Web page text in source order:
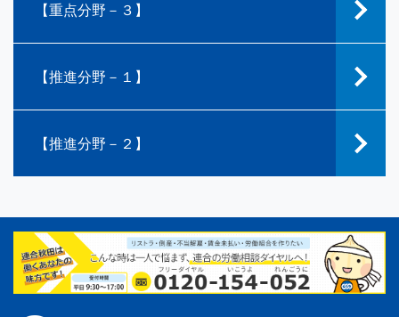
【重点分野－３】
【推進分野－１】
【推進分野－２】